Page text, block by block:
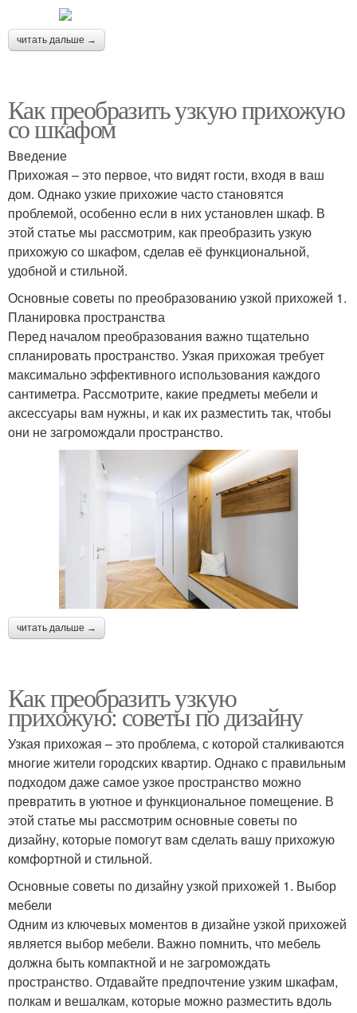
читать дальше →
Как преобразить узкую прихожую
со шкафом
Введение
Прихожая – это первое, что видят гости, входя в ваш
дом. Однако узкие прихожие часто становятся
проблемой, особенно если в них установлен шкаф. В
этой статье мы рассмотрим, как преобразить узкую
прихожую со шкафом, сделав её функциональной,
удобной и стильной.
Основные советы по преобразованию узкой прихожей 1.
Планировка пространства
Перед началом преобразования важно тщательно
спланировать пространство. Узкая прихожая требует
максимально эффективного использования каждого
сантиметра. Рассмотрите, какие предметы мебели и
аксессуары вам нужны, и как их разместить так, чтобы
они не загромождали пространство.
читать дальше →
Как преобразить узкую
прихожую: советы по дизайну
Узкая прихожая – это проблема, с которой сталкиваются
многие жители городских квартир. Однако с правильным
подходом даже самое узкое пространство можно
превратить в уютное и функциональное помещение. В
этой статье мы рассмотрим основные советы по
дизайну, которые помогут вам сделать вашу прихожую
комфортной и стильной.
Основные советы по дизайну узкой прихожей 1. Выбор
мебели
Одним из ключевых моментов в дизайне узкой прихожей
является выбор мебели. Важно помнить, что мебель
должна быть компактной и не загромождать
пространство. Отдавайте предпочтение узким шкафам,
полкам и вешалкам, которые можно разместить вдоль